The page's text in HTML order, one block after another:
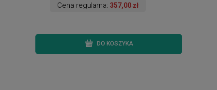
Cena regularna:357,00 zł
DO KOSZYKA